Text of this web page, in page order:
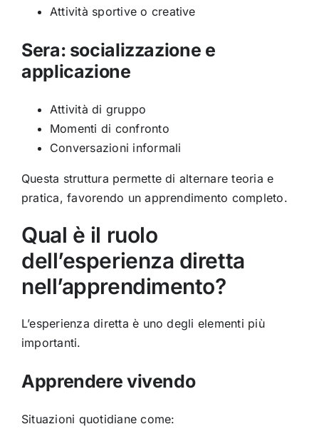
Attività sportive o creative
Sera: socializzazione e
applicazione
Attività di gruppo
Momenti di confronto
Conversazioni informali
Questa struttura permette di alternare teoria e
pratica, favorendo un apprendimento completo.
Qual è il ruolo
dell’esperienza diretta
nell’apprendimento?
L’esperienza diretta è uno degli elementi più
importanti.
Apprendere vivendo
Situazioni quotidiane come: